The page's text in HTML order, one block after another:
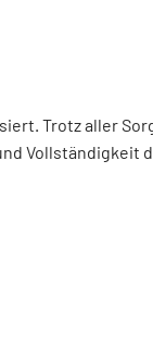
Trotz aller
Vollständigkeit